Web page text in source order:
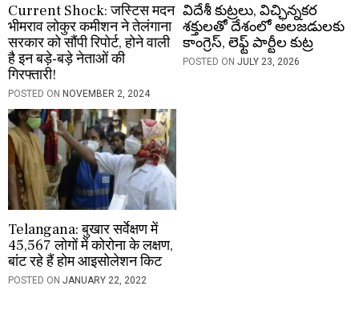
Current Shock: जस्टिस मदन
भीमराव लोकुर कमीशन ने तेलंगाना
सरकार को सौंपी रिपोर्ट, होने वाली
है इन बड़े-बड़े नेताओं की
गिरफ्तारी!
POSTED ON NOVEMBER 2, 2024
విదేశీ కుట్రలు, విచ్ఛిన్నకర
శక్తులతో దేశంలో అలజడులకు
కాంగ్రెస్, లెఫ్ట్ పార్టీల కుట్ర
POSTED ONJULY 23, 2026
Telangana: बुखार सर्वेक्षण में
45,567 लोगों में कोरोना के लक्षण,
बांट रहे हैं होम आइसोलेशन किट
POSTED ON JANUARY 22, 2022